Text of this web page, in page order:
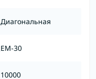
Диагональная
EM-30
10000